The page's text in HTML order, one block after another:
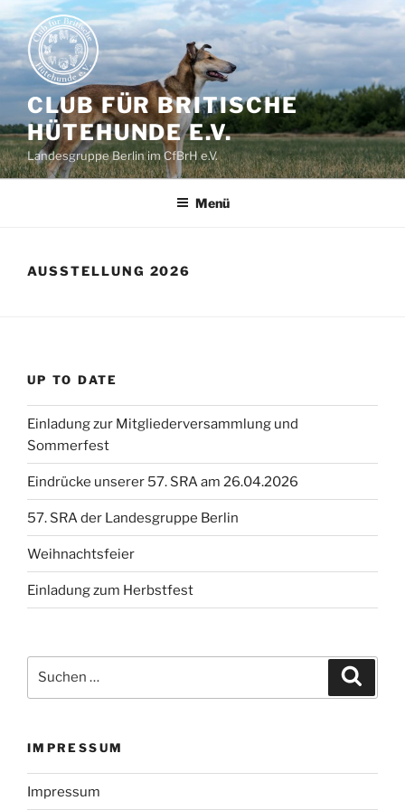
Inhalt
springen
CLUB FÜR BRITISCHE
HÜTEHUNDE E.V.
Landesgruppe Berlin im CfBrH e.V.
Menü
AUSSTELLUNG 2026
UP TO DATE
Einladung zur Mitgliederversammlung und
Sommerfest
Eindrücke unserer 57. SRA am 26.04.2026
57. SRA der Landesgruppe Berlin
Weihnachtsfeier
Einladung zum Herbstfest
IMPRESSUM
Impressum